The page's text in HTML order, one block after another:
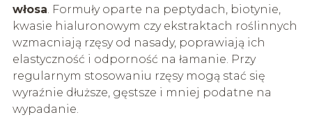
włosa . Formuły oparte na peptydach, biotynie,
kwasie hialuronowym czy ekstraktach roślinnych
wzmacniają rzęsy od nasady, poprawiają ich
elastyczność i odporność na łamanie. Przy
regularnym stosowaniu rzęsy mogą stać się
wyraźnie dłuższe, gęstsze i mniej podatne na
wypadanie.